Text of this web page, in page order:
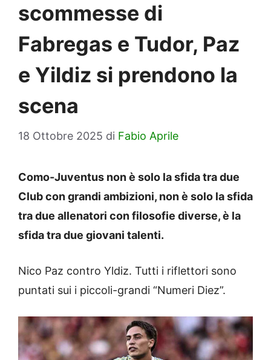
scommesse di
Fabregas e Tudor, Paz
e Yildiz si prendono la
scena
18 Ottobre 2025 di Fabio Aprile
Como-Juventus non è solo la sfida tra due
Club con grandi ambizioni, non è solo la sfida
tra due allenatori con filosofie diverse, è la
sfida tra due giovani talenti.
Nico Paz contro Yldiz. Tutti i riflettori sono
puntati sui i piccoli-grandi “Numeri Diez”.